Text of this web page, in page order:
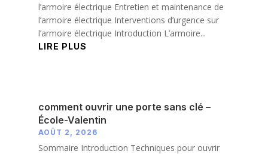
l’armoire électrique Entretien et maintenance de
l’armoire électrique Interventions d’urgence sur
l’armoire électrique Introduction L’armoire...
LIRE PLUS
comment ouvrir une porte sans clé –
École-Valentin
AOÛT 2, 2026
Sommaire Introduction Techniques pour ouvrir